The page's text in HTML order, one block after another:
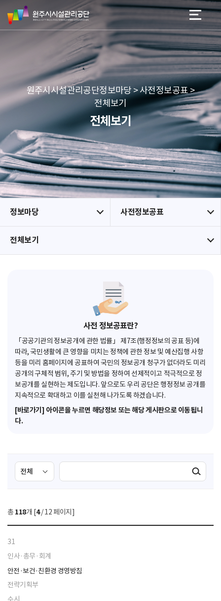
네
본문 바로가기
메뉴 바로가기
원
주
시
리
공
단
원주시시설관리공단정보마당 > 사전정보공표 >
전체보기
전체보기
정보마당 사전정보공표
전체보기
사전 정보공표란?
「공공기관의 정보공개에 관한 법률」 제7조(행정정보의 공표 등)에
따라, 국민생활에 큰 영향을 미치는 정책에 관한 정보 및 예산집행 사항
등을 미리 홈페이지에 공표하여 국민의 정보공개 청구가 없더라도 미리
공개의 구체적 범위, 주기 및 방법을 정하여 선제적이고 적극적으로 정
보공개를 실현하는 제도입니다. 앞으로도 우리 공단은 행정정보 공개를
지속적으로 확대하고 이를 실천해 나가도록 하겠습니다.
[바로가기] 아이콘을 누르면 해당정보 또는 해당 게시판으로 이동됩니
다.
검
색
선
택
색
검색실행
총 118개 [4/ 12 페이지]
31
인사·총무·회계
안전·보건·친환경 경영방침
전략기획부
수시